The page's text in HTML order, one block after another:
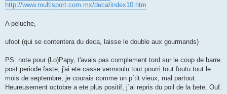
http://www.multisport.com.mx/deca/index10.htm
A peluche,
ufoot (qui se contentera du deca, laisse le double aux gourmands)
PS: note pour (Lo)Papy, t'avais pas complement tord sur le coup de barre
post periode faste, j'ai ete casse vermoulu tout pourri tout foutu tout le
mois de septembre, je courais comme un p´tit vieux, mal partout.
Heureusement octobre a ete plus positif, j´ai repris du poil de la bete. Ouf.